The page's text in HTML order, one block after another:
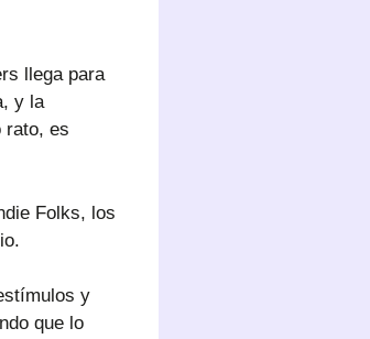
llega para
y la
rato, es
Folks, los
y
que lo